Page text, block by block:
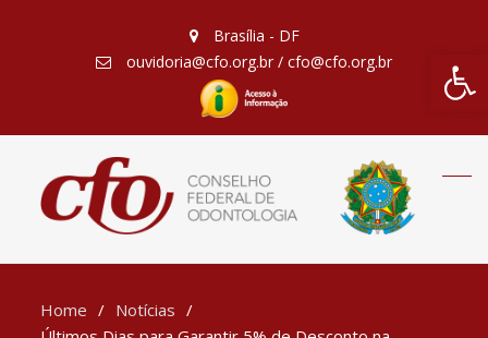
Barra
Brasília - DF
ouvidoria@cfo.org.br / cfo@cfo.org.br
Home
Notícias